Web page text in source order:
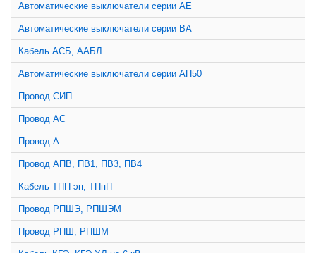
Автоматические выключатели серии АЕ
Автоматические выключатели серии ВА
Кабель АСБ, ААБЛ
Автоматические выключатели серии АП50
Провод СИП
Провод АС
Провод А
Провод АПВ, ПВ1, ПВ3, ПВ4
Кабель ТПП эп, ТПпП
Провод РПШЭ, РПШЭМ
Провод РПШ, РПШМ